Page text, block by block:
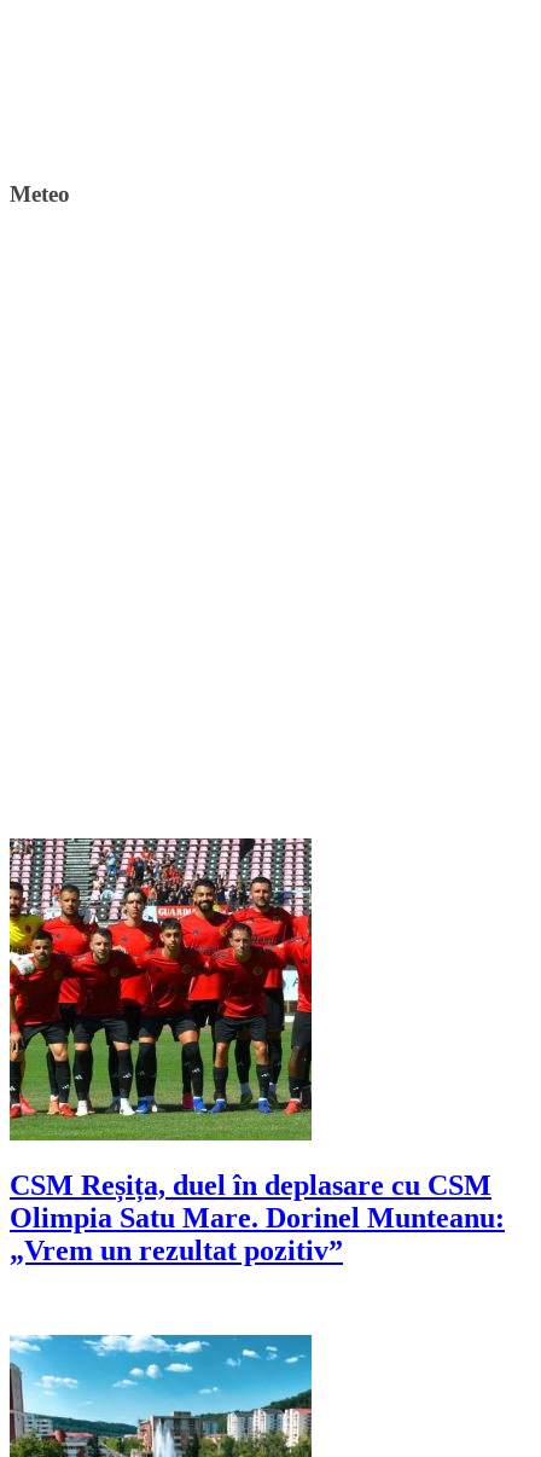
Meteo
CSM Reșița, duel în deplasare cu CSM
Olimpia Satu Mare. Dorinel Munteanu:
„Vrem un rezultat pozitiv”